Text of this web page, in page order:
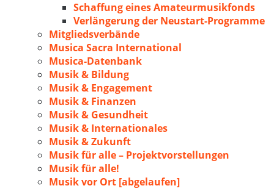
Schaffung eines Amateurmusikfonds
Verlängerung der Neustart-Programme
Mitgliedsverbände
Musica Sacra International
Musica-Datenbank
Musik & Bildung
Musik & Engagement
Musik & Finanzen
Musik & Gesundheit
Musik & Internationales
Musik & Zukunft
Musik für alle – Projektvorstellungen
Musik für alle!
Musik vor Ort [abgelaufen]